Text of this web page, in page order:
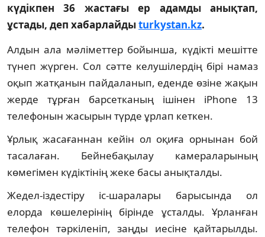
күдікпен 36 жастағы ер адамды анықтап,
ұстады, деп хабарлайдыturkystan.kz.
Алдын ала мәліметтер бойынша, күдікті мешітте
түнеп жүрген. Сол сәтте келушілердің бірі намаз
оқып жатқанын пайдаланып, еденде өзіне жақын
жерде тұрған барсетканың ішінен iPhone 13
телефонын жасырын түрде ұрлап кеткен.
Ұрлық жасағаннан кейін ол оқиға орнынан бой
тасалаған. Бейнебақылау камераларының
көмегімен күдіктінің жеке басы анықталды.
Жедел-іздестіру іс-шаралары барысында ол
елорда көшелерінің бірінде ұсталды. Ұрланған
телефон тәркіленіп, заңды иесіне қайтарылды.